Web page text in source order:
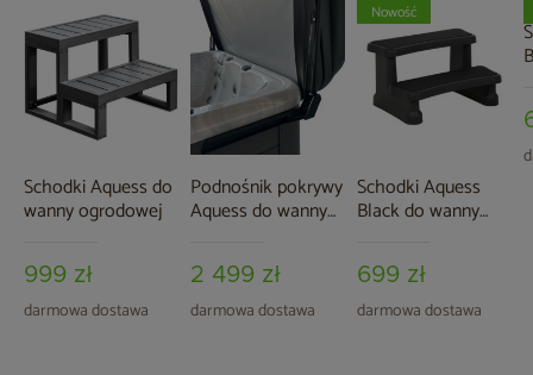
Schodki Aquess do
wanny ogrodowej
999 zł
darmowa dostawa
Podnośnik pokrywy
Aquess do wanny
2 499 zł
darmowa dostawa
Schodki Aquess
Black do wanny
699 zł
darmowa dostawa
Nowość